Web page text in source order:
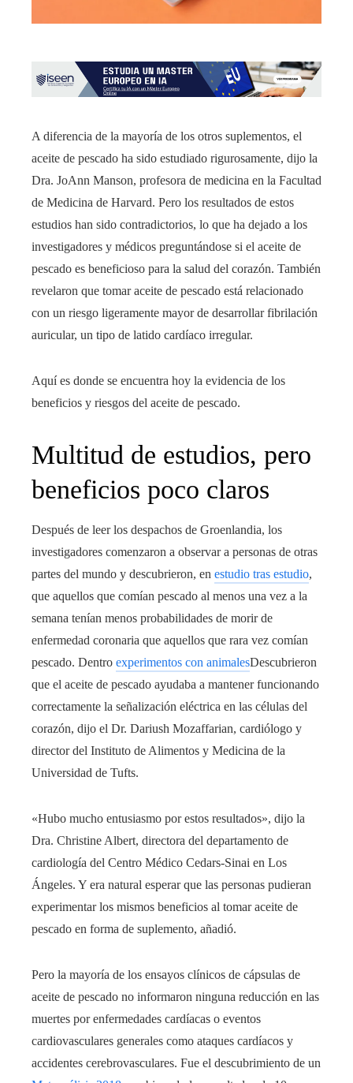
A diferencia de la mayoría de los otros suplementos, el
aceite de pescado ha sido estudiado rigurosamente, dijo la
Dra. JoAnn Manson, profesora de medicina en la Facultad
de Medicina de Harvard. Pero los resultados de estos
estudios han sido contradictorios, lo que ha dejado a los
investigadores y médicos preguntándose si el aceite de
pescado es beneficioso para la salud del corazón. También
revelaron que tomar aceite de pescado está relacionado
con un riesgo ligeramente mayor de desarrollar fibrilación
auricular, un tipo de latido cardíaco irregular.
Aquí es donde se encuentra hoy la evidencia de los
beneficios y riesgos del aceite de pescado.
Multitud de estudios, pero
beneficios poco claros
Después de leer los despachos de Groenlandia, los
investigadores comenzaron a observar a personas de otras
partes del mundo y descubrieron, en estudio tras estudio,
que aquellos que comían pescado al menos una vez a la
semana tenían menos probabilidades de morir de
enfermedad coronaria que aquellos que rara vez comían
pescado. Dentro experimentos con animalesDescubrieron
que el aceite de pescado ayudaba a mantener funcionando
correctamente la señalización eléctrica en las células del
corazón, dijo el Dr. Dariush Mozaffarian, cardiólogo y
director del Instituto de Alimentos y Medicina de la
Universidad de Tufts.
«Hubo mucho entusiasmo por estos resultados», dijo la
Dra. Christine Albert, directora del departamento de
cardiología del Centro Médico Cedars-Sinai en Los
Ángeles. Y era natural esperar que las personas pudieran
experimentar los mismos beneficios al tomar aceite de
pescado en forma de suplemento, añadió.
Pero la mayoría de los ensayos clínicos de cápsulas de
aceite de pescado no informaron ninguna reducción en las
muertes por enfermedades cardíacas o eventos
cardiovasculares generales como ataques cardíacos y
accidentes cerebrovasculares. Fue el descubrimiento de un